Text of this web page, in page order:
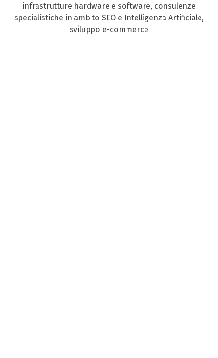
infrastrutture hardware e software, consulenze
specialistiche in ambito SEO e Intelligenza Artificiale,
sviluppo e-commerce